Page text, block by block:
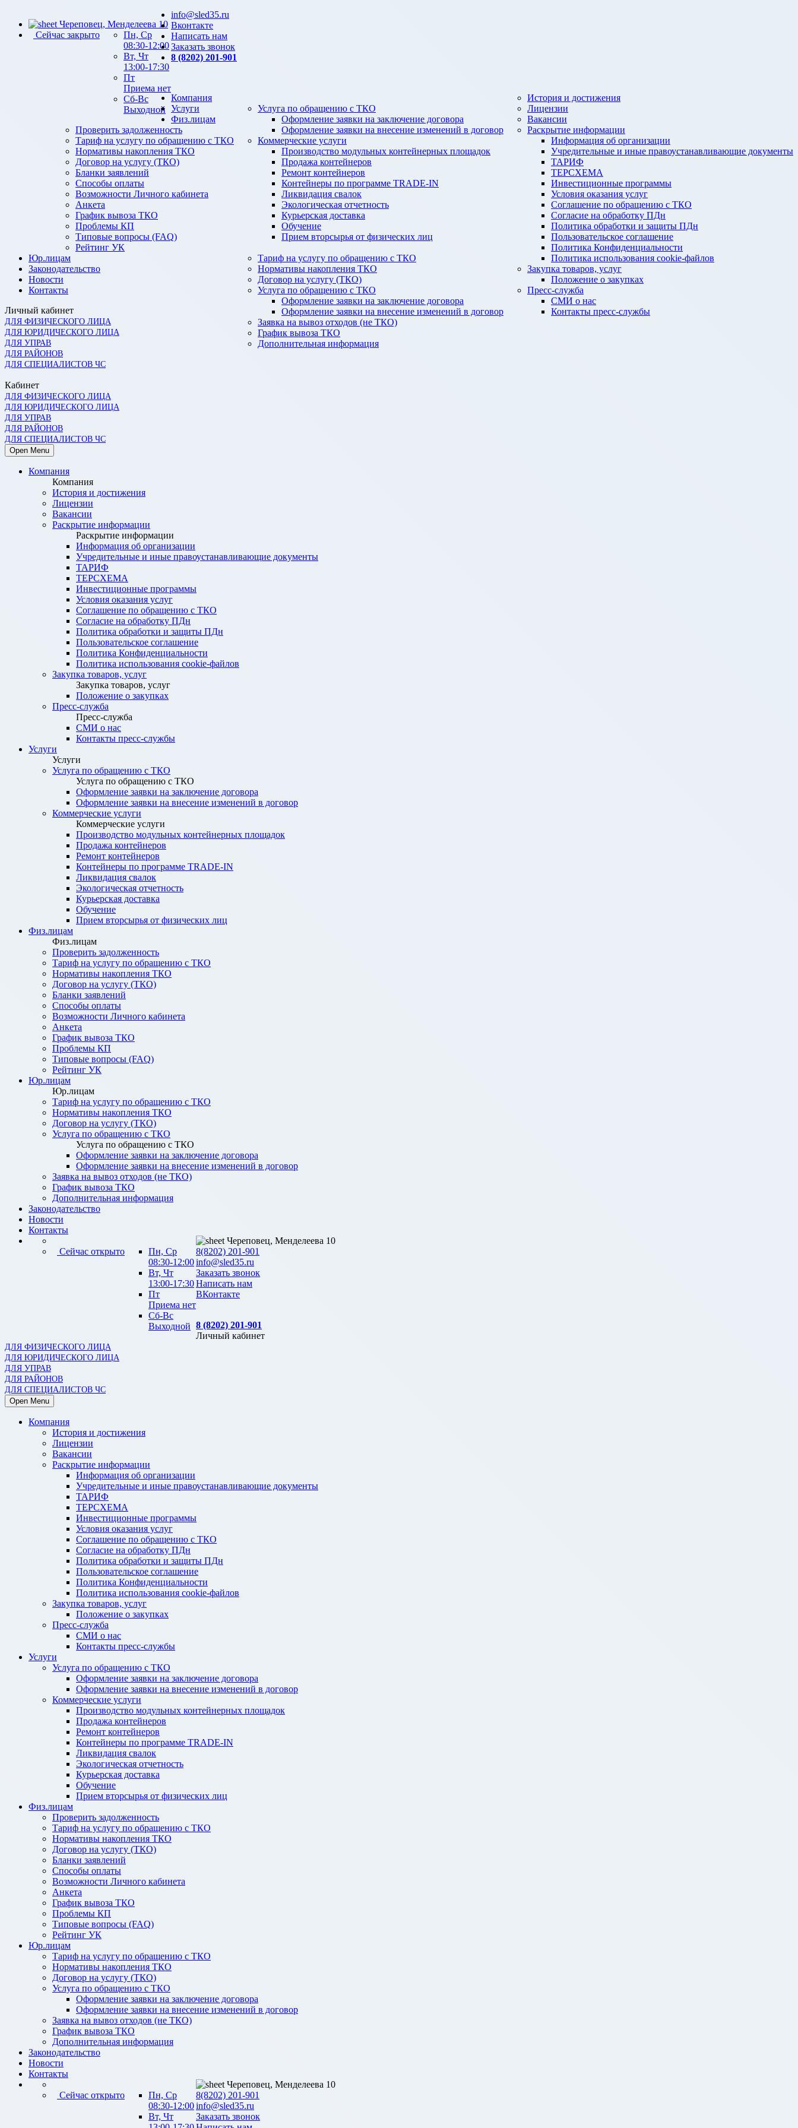
Череповец, Менделеева 10
Сейчас закрыто
Пн, Ср
08:30-12:00
Вт, Чт
13:00-17:30
Пт
Приема нет
Сб-Вс
Выходной
info@sled35.ru
Вконтакте
Написать нам
Заказать звонок
8 (8202) 201-901
Компания
История и достижения
Лицензии
Вакансии
Раскрытие информации
Информация об организации
Учредительные и иные правоустанавливающие документы
ТАРИФ
ТЕРСХЕМА
Инвестиционные программы
Условия оказания услуг
Соглашение по обращению с ТКО
Согласие на обработку ПДн
Политика обработки и защиты ПДн
Пользовательское соглашение
Политика Конфиденциальности
Политика использования cookie-файлов
Закупка товаров, услуг
Положение о закупках
Пресс-служба
СМИ о нас
Контакты пресс-службы
Услуги
Услуга по обращению с ТКО
Оформление заявки на заключение договора
Оформление заявки на внесение изменений в договор
Коммерческие услуги
Производство модульных контейнерных площадок
Продажа контейнеров
Ремонт контейнеров
Контейнеры по программе TRADE-IN
Ликвидация свалок
Экологическая отчетность
Курьерская доставка
Обучение
Прием вторсырья от физических лиц
Физ.лицам
Проверить задолженность
Тариф на услугу по обращению с ТКО
Нормативы накопления ТКО
Договор на услугу (ТКО)
Бланки заявлений
Способы оплаты
Возможности Личного кабинета
Анкета
График вывоза ТКО
Проблемы КП
Типовые вопросы (FAQ)
Рейтинг УК
Юр.лицам
Тариф на услугу по обращению с ТКО
Нормативы накопления ТКО
Договор на услугу (ТКО)
Услуга по обращению с ТКО
Оформление заявки на заключение договора
Оформление заявки на внесение изменений в договор
Заявка на вывоз отходов (не ТКО)
График вывоза ТКО
Дополнительная информация
Законодательство
Новости
Контакты
Личный кабинет
ДЛЯ ФИЗИЧЕСКОГО ЛИЦА
ДЛЯ ЮРИДИЧЕСКОГО ЛИЦА
ДЛЯ УПРАВ
ДЛЯ РАЙОНОВ
ДЛЯ СПЕЦИАЛИСТОВ ЧС
Кабинет
ДЛЯ ФИЗИЧЕСКОГО ЛИЦА
ДЛЯ ЮРИДИЧЕСКОГО ЛИЦА
ДЛЯ УПРАВ
ДЛЯ РАЙОНОВ
ДЛЯ СПЕЦИАЛИСТОВ ЧС
Open Menu
Компания
Компания
История и достижения
Лицензии
Вакансии
Раскрытие информации
Раскрытие информации
Информация об организации
Учредительные и иные правоустанавливающие документы
ТАРИФ
ТЕРСХЕМА
Инвестиционные программы
Условия оказания услуг
Соглашение по обращению с ТКО
Согласие на обработку ПДн
Политика обработки и защиты ПДн
Пользовательское соглашение
Политика Конфиденциальности
Политика использования cookie-файлов
Закупка товаров, услуг
Закупка товаров, услуг
Положение о закупках
Пресс-служба
Пресс-служба
СМИ о нас
Контакты пресс-службы
Услуги
Услуги
Услуга по обращению с ТКО
Услуга по обращению с ТКО
Оформление заявки на заключение договора
Оформление заявки на внесение изменений в договор
Коммерческие услуги
Коммерческие услуги
Производство модульных контейнерных площадок
Продажа контейнеров
Ремонт контейнеров
Контейнеры по программе TRADE-IN
Ликвидация свалок
Экологическая отчетность
Курьерская доставка
Обучение
Прием вторсырья от физических лиц
Физ.лицам
Физ.лицам
Проверить задолженность
Тариф на услугу по обращению с ТКО
Нормативы накопления ТКО
Договор на услугу (ТКО)
Бланки заявлений
Способы оплаты
Возможности Личного кабинета
Анкета
График вывоза ТКО
Проблемы КП
Типовые вопросы (FAQ)
Рейтинг УК
Юр.лицам
Юр.лицам
Тариф на услугу по обращению с ТКО
Нормативы накопления ТКО
Договор на услугу (ТКО)
Услуга по обращению с ТКО
Услуга по обращению с ТКО
Оформление заявки на заключение договора
Оформление заявки на внесение изменений в договор
Заявка на вывоз отходов (не ТКО)
График вывоза ТКО
Дополнительная информация
Законодательство
Новости
Контакты
Сейчас открыто
Пн, Ср
08:30-12:00
Вт, Чт
13:00-17:30
Пт
Приема нет
Сб-Вс
Выходной
Череповец, Менделеева 10
8(8202) 201-901
info@sled35.ru
Заказать звонок
Написать нам
ВКонтакте
8 (8202) 201-901
Личный кабинет
ДЛЯ ФИЗИЧЕСКОГО ЛИЦА
ДЛЯ ЮРИДИЧЕСКОГО ЛИЦА
ДЛЯ УПРАВ
ДЛЯ РАЙОНОВ
ДЛЯ СПЕЦИАЛИСТОВ ЧС
Open Menu
Компания
История и достижения
Лицензии
Вакансии
Раскрытие информации
Информация об организации
Учредительные и иные правоустанавливающие документы
ТАРИФ
ТЕРСХЕМА
Инвестиционные программы
Условия оказания услуг
Соглашение по обращению с ТКО
Согласие на обработку ПДн
Политика обработки и защиты ПДн
Пользовательское соглашение
Политика Конфиденциальности
Политика использования cookie-файлов
Закупка товаров, услуг
Положение о закупках
Пресс-служба
СМИ о нас
Контакты пресс-службы
Услуги
Услуга по обращению с ТКО
Оформление заявки на заключение договора
Оформление заявки на внесение изменений в договор
Коммерческие услуги
Производство модульных контейнерных площадок
Продажа контейнеров
Ремонт контейнеров
Контейнеры по программе TRADE-IN
Ликвидация свалок
Экологическая отчетность
Курьерская доставка
Обучение
Прием вторсырья от физических лиц
Физ.лицам
Проверить задолженность
Тариф на услугу по обращению с ТКО
Нормативы накопления ТКО
Договор на услугу (ТКО)
Бланки заявлений
Способы оплаты
Возможности Личного кабинета
Анкета
График вывоза ТКО
Проблемы КП
Типовые вопросы (FAQ)
Рейтинг УК
Юр.лицам
Тариф на услугу по обращению с ТКО
Нормативы накопления ТКО
Договор на услугу (ТКО)
Услуга по обращению с ТКО
Оформление заявки на заключение договора
Оформление заявки на внесение изменений в договор
Заявка на вывоз отходов (не ТКО)
График вывоза ТКО
Дополнительная информация
Законодательство
Новости
Контакты
Сейчас открыто
Пн, Ср
08:30-12:00
Вт, Чт
Череповец, Менделеева 10
8(8202) 201-901
info@sled35.ru
Заказать звонок